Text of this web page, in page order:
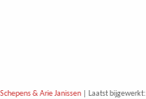
& Arie Janissen| Laatst bijgewerkt: